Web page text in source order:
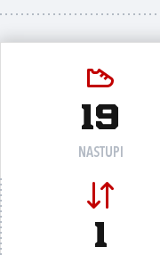
19
NASTUPI
1